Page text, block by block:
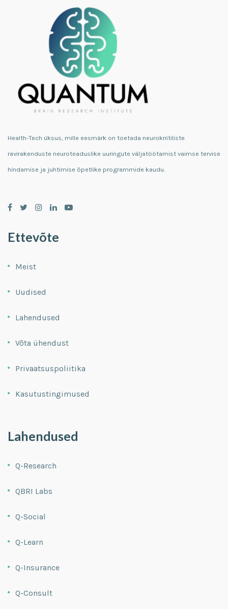
Health-Tech üksus, mille eesmärk on toetada neurokriitiliste
ravirakenduste neuroteaduslike uuringute väljatöötamist vaimse tervise
hindamise ja juhtimise õpetlike programmide kaudu.
Ettevõte
Meist
Uudised
Lahendused
Võta ühendust
Privaatsuspoliitika
Kasutustingimused
Lahendused
Q-Research
QBRI Labs
Q-Social
Q-Learn
Q-Insurance
Q-Consult